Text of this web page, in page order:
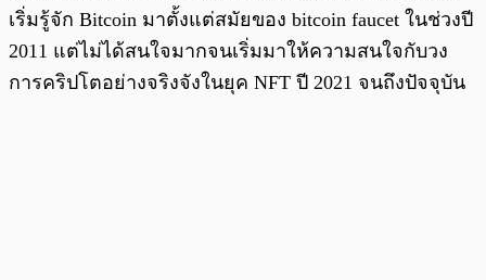
เริ่มรู้จัก Bitcoin มาตั้งแต่สมัยของ bitcoin faucet ในช่วงปี
2011 แต่ไม่ได้สนใจมากจนเริ่มมาให้ความสนใจกับวง
การคริปโตอย่างจริงจังในยุค NFT ปี 2021 จนถึงปัจจุบัน